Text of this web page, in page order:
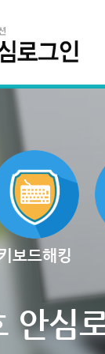
보드해킹
안심